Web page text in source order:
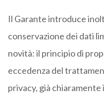
Il Garante introduce
conservazione dei dati
novità: il principio di
eccedenza del
privacy, già chiaramente